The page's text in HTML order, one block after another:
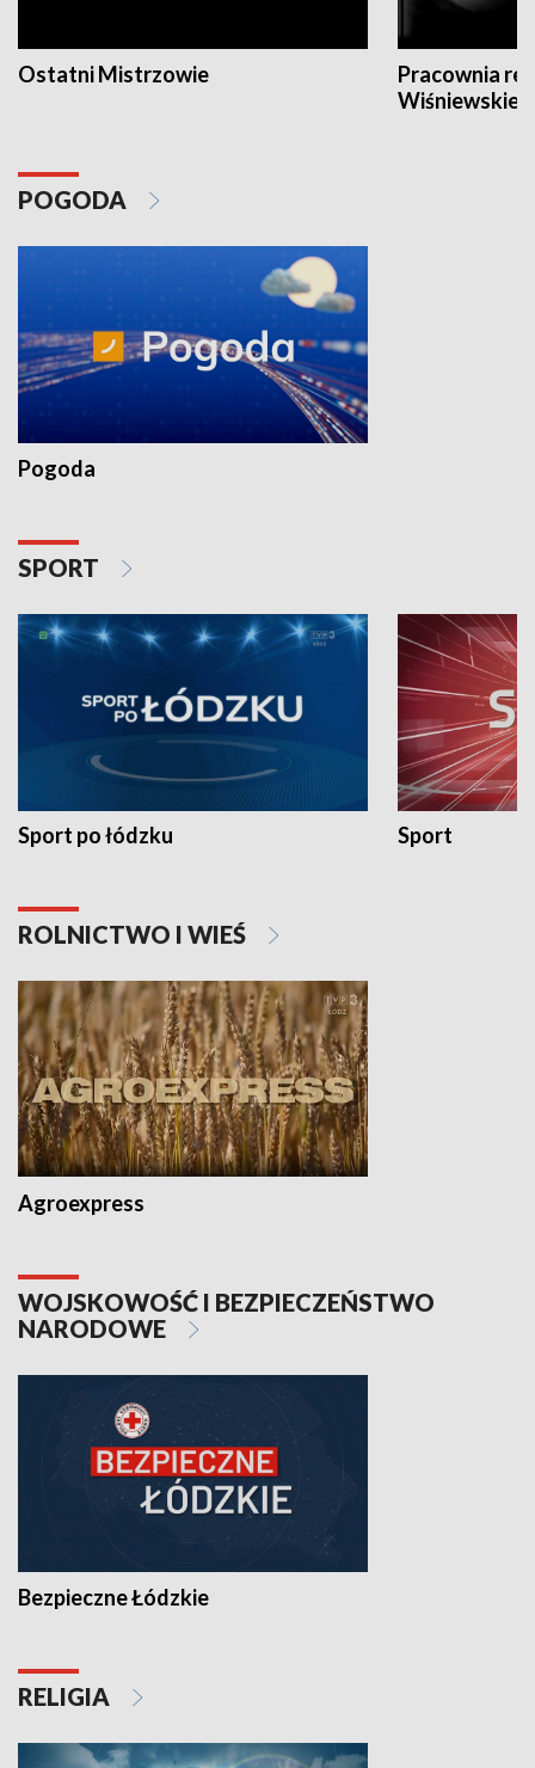
Ostatni Mistrzowie
Pracownia
POGODA
Pogoda
SPORT
Sport po łódzku Sport
ROLNICTWO I WIEŚ
Agroexpress
WOJSKOWOŚĆ I BEZPIECZEŃSTWO
NARODOWE
Bezpieczne Łódzkie
RELIGIA